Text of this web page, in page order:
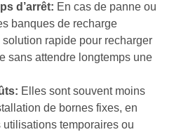
d’arrêt: En cas de panne ou
banques de recharge
rapide pour recharger
sans attendre longtemps une
Elles sont souvent moins
de bornes fixes, en
temporaires ou